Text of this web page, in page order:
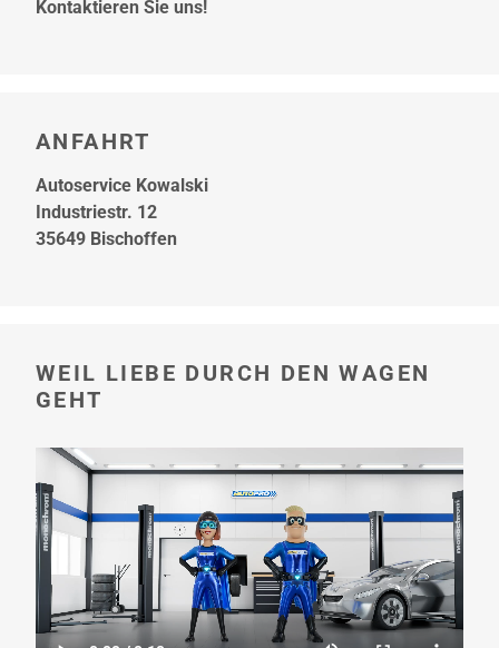
Kontaktieren Sie uns!
ANFAHRT
Autoservice Kowalski
Industriestr. 12
35649 Bischoffen
WEIL LIEBE DURCH DEN WAGEN
GEHT